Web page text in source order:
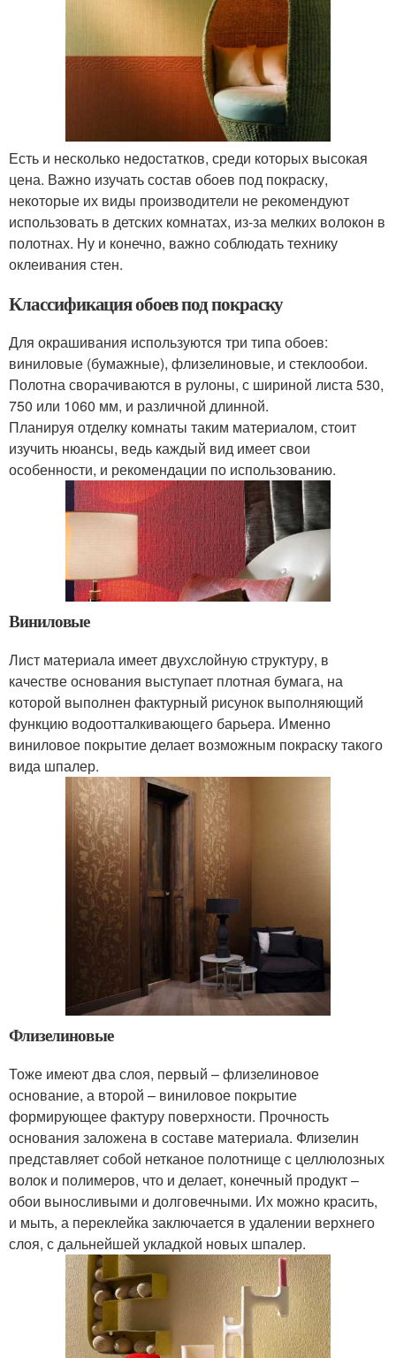
Есть и несколько недостатков, среди которых высокая
цена. Важно изучать состав обоев под покраску,
некоторые их виды производители не рекомендуют
использовать в детских комнатах, из-за мелких волокон в
полотнах. Ну и конечно, важно соблюдать технику
оклеивания стен.
Классификация обоев под покраску
Для окрашивания используются три типа обоев:
виниловые (бумажные), флизелиновые, и стеклообои.
Полотна сворачиваются в рулоны, с шириной листа 530,
750 или 1060 мм, и различной длинной.
Планируя отделку комнаты таким материалом, стоит
изучить нюансы, ведь каждый вид имеет свои
особенности, и рекомендации по использованию.
Виниловые
Лист материала имеет двухслойную структуру, в
качестве основания выступает плотная бумага, на
которой выполнен фактурный рисунок выполняющий
функцию водоотталкивающего барьера. Именно
виниловое покрытие делает возможным покраску такого
вида шпалер.
Флизелиновые
Тоже имеют два слоя, первый – флизелиновое
основание, а второй – виниловое покрытие
формирующее фактуру поверхности. Прочность
основания заложена в составе материала. Флизелин
представляет собой нетканое полотнище с целлюлозных
волок и полимеров, что и делает, конечный продукт –
обои выносливыми и долговечными. Их можно красить,
и мыть, а переклейка заключается в удалении верхнего
слоя, с дальнейшей укладкой новых шпалер.